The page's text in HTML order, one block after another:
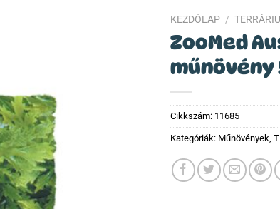
KEZDŐLAP /
ZooMed
műnövény
Cikkszám: 11685
Kategóriák: Műnövények